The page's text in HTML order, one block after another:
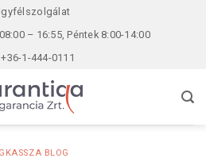
– 16:55, Péntek 8:00-14:00
+36-1-444-0111
BLOG